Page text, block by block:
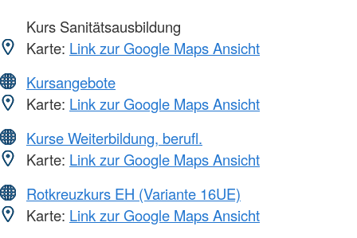
Kurs Sanitätsausbildung
Karte: Link zur Google Maps Ansicht
Kursangebote
Karte: Link zur Google Maps Ansicht
Kurse Weiterbildung, berufl.
Karte: Link zur Google Maps Ansicht
Rotkreuzkurs EH (Variante 16UE)
Karte: Link zur Google Maps Ansicht